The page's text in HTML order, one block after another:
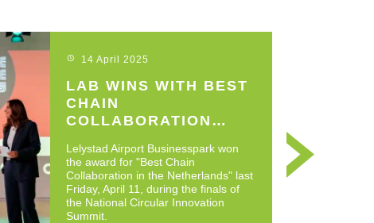
LAB WINS WITH BEST
CHAIN
COLLABORATION
INNOVATION SUMMIT
14 April 2025
Lelystad Airport Businesspark won
the award for "Best Chain
Collaboration in the Netherlands" last
Friday, April 11, during the finals of
the National Circular Innovation
Summit.